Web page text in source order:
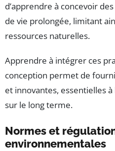
d’apprendre à concevoir
de vie prolongée, limitant
ressources naturelles.
Apprendre à intégrer ces
conception permet de
et innovantes, essentielles
sur le long terme.
Normes et
environnementales